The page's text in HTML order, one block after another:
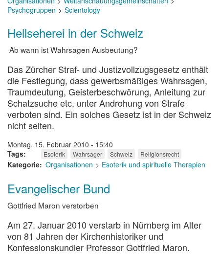
Psychogruppen
Scientology
Hellseherei in der Schweiz
Ab wann ist Wahrsagen Ausbeutung?
Das Zürcher Straf- und Justizvollzugsgesetz enthält
die Festlegung, dass gewerbsmäßiges Wahrsagen,
Traumdeutung, Geisterbeschwörung, Anleitung zur
Schatzsuche etc. unter Androhung von Strafe
verboten sind. Ein solches Gesetz ist in der Schweiz
nicht selten.
Montag, 15. Februar 2010 - 15:40
Tags
Esoterik Wahrsager Schweiz Religionsrecht
Kategorie Organisationen Esoterik und spirituelle Therapien
Evangelischer Bund
Gottfried Maron verstorben
Am 27. Januar 2010 verstarb in Nürnberg im Alter
von 81 Jahren der Kirchenhistoriker und
Konfessionskundler Professor Gottfried Maron.